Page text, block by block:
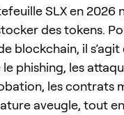
SLX en 2026
des tokens.
blockchain, il
phishing, les
les contrats
aveugle, tout